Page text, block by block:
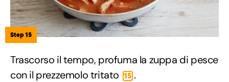
Step 15
Trascorso il tempo, profuma la zuppa di pesce
con il prezzemolo tritato 15 .